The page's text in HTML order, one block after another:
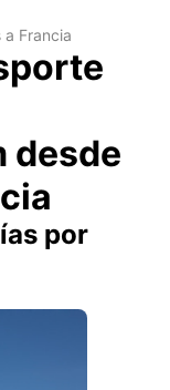
a Francia
desde
por